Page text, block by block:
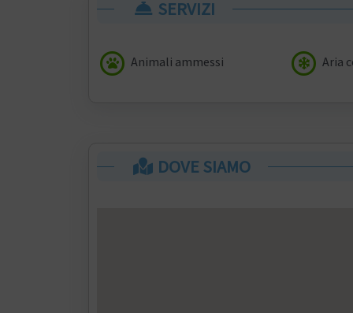
SERVIZI
Animali ammessi Aria
DOVE SIAMO